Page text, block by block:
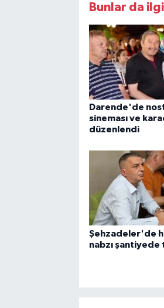
Bunlar da
Darende'de
sineması ve
düzenlendi
Şehzadeler'de
nabzı şantiyede